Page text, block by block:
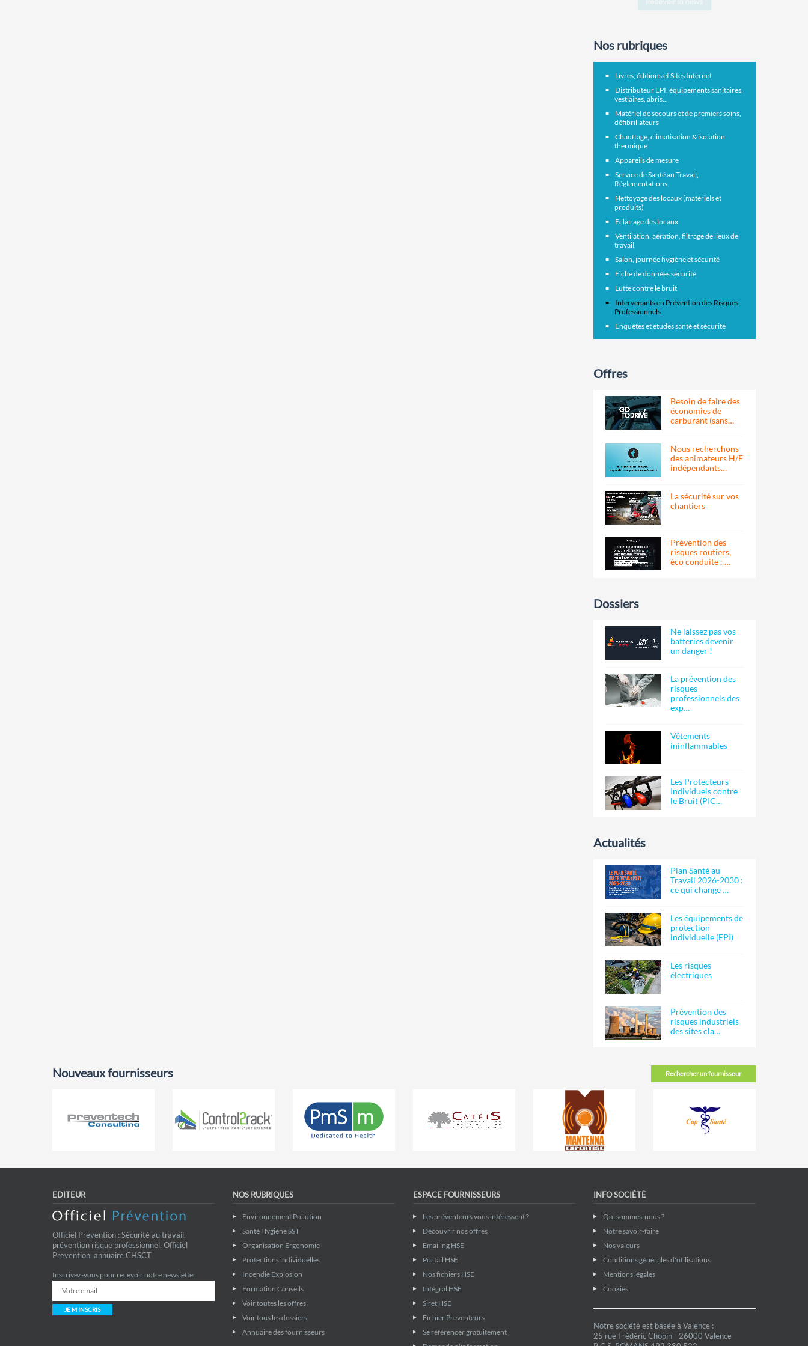
Nos rubriques
Livres, éditions et Sites Internet
Distributeur EPI, équipements sanitaires,
vestiaires, abris...
Matériel de secours et de premiers soins,
défibrillateurs
Chauffage, climatisation & isolation
thermique
Appareils de mesure
Service de Santé au Travail,
Réglementations
Nettoyage des locaux (matériels et
produits)
Eclairage des locaux
Ventilation, aération, filtrage de lieux de
travail
Salon, journée hygiène et sécurité
Fiche de données sécurité
Lutte contre le bruit
Intervenants en Prévention des Risques
Professionnels
Enquêtes et études santé et sécurité
Offres
Besoin de faire des
économies de
carburant (sans…
Nous recherchons
des animateurs H/F
indépendants…
La sécurité sur vos
chantiers
Prévention des
risques routiers,
éco conduite : …
Dossiers
Ne laissez pas vos
batteries devenir
un danger !
La prévention des
risques
professionnels des
exp…
Vêtements
ininflammables
Les Protecteurs
Individuels contre
le Bruit (PIC…
Actualités
Plan Santé au
Travail 2026-2030 :
ce qui change …
Les équipements de
protection
individuelle (EPI)
Les risques
électriques
Prévention des
risques industriels
des sites cla…
Rechercher un fournisseur
Nouveaux fournisseurs
EDITEUR
Officiel Prevention : Sécurité au travail,
prévention risque professionnel. Officiel
Prevention, annuaire CHSCT
Inscrivez-vous pour recevoir notre newsletter
JE M'INSCRIS
NOS RUBRIQUES
Environnement Pollution
Santé Hygiène SST
Organisation Ergonomie
Protections individuelles
Incendie Explosion
Formation Conseils
Voir toutes les offres
Voir tous les dossiers
Annuaire des fournisseurs
ESPACE FOURNISSEURS
Les préventeurs vous intéressent ?
Découvrir nos offres
Emailing HSE
Portail HSE
Nos fichiers HSE
Intégral HSE
Siret HSE
Fichier Preventeurs
Se référencer gratuitement
INFO SOCIÉTÉ
Qui sommes-nous ?
Notre savoir-faire
Nos valeurs
Conditions générales d'utilisations
Mentions légales
Cookies
Notre société est basée à Valence :
25 rue Frédéric Chopin - 26000 Valence